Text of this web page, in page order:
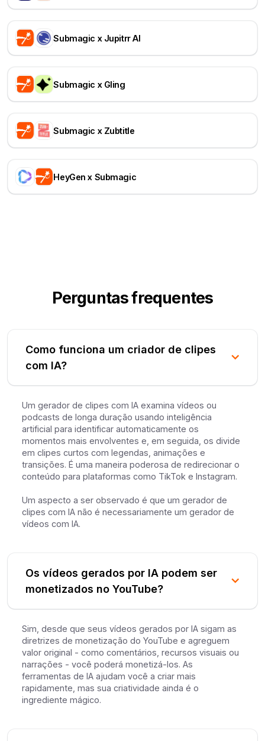
Submagic x Jupitrr AI
Submagic x Gling
Submagic x Zubtitle
HeyGen x Submagic
Perguntas frequentes
Como funciona um criador de clipes
com IA?
Um gerador de clipes com IA examina vídeos ou
podcasts de longa duração usando inteligência
artificial para identificar automaticamente os
momentos mais envolventes e, em seguida, os divide
em clipes curtos com legendas, animações e
transições. É uma maneira poderosa de redirecionar o
conteúdo para plataformas como TikTok e Instagram.
Um aspecto a ser observado é que um gerador de
clipes com IA não é necessariamente um gerador de
vídeos com IA.
Os vídeos gerados por IA podem ser
monetizados no YouTube?
Sim, desde que seus vídeos gerados por IA sigam as
diretrizes de monetização do YouTube e agreguem
valor original - como comentários, recursos visuais ou
narrações - você poderá monetizá-los. As
ferramentas de IA ajudam você a criar mais
rapidamente, mas sua criatividade ainda é o
ingrediente mágico.